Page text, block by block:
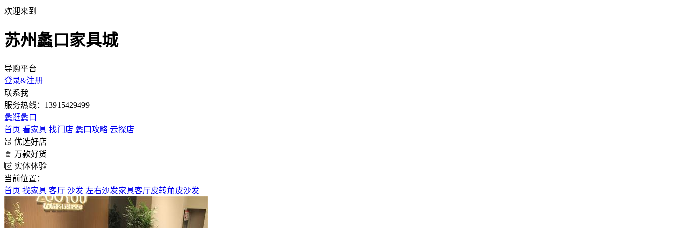
欢迎来到
苏州蠡口家具城
导购平台
登录&注册
联系我
服务热线：13915429499
蠡逛蠡口
首页 看家具 找门店 蠡口攻略 云探店
优选好店
万款好货
实体体验
当前位置：
首页 找家具 客厅 沙发 左右沙发家具客厅皮转角皮沙发